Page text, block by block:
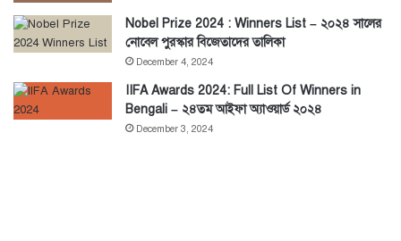
Nobel Prize 2024 : Winners List – ২০২৪ সালের
নোবেল পুরস্কার বিজেতাদের তালিকা
December 4, 2024
IIFA Awards 2024: Full List Of Winners in
Bengali – ২৪তম আইফা অ্যাওয়ার্ড ২০২৪
December 3, 2024